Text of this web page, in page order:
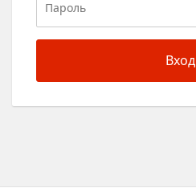
Вход